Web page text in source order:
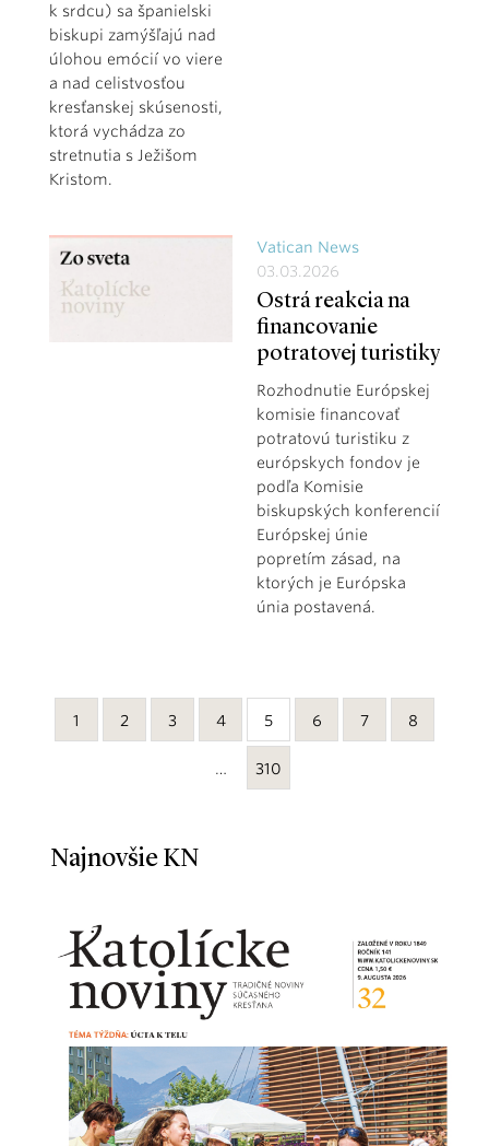
k srdcu) sa španielski
biskupi zamýšľajú nad
úlohou emócií vo viere
a nad celistvosťou
kresťanskej skúsenosti,
ktorá vychádza zo
stretnutia s Ježišom
Kristom.
Vatican News
03.03.2026
Ostrá reakcia na
financovanie
potratovej turistiky
Rozhodnutie Európskej
komisie financovať
potratovú turistiku z
európskych fondov je
podľa Komisie
biskupských konferencií
Európskej únie
popretím zásad, na
ktorých je Európska
únia postavená.
1 2 3 4 5 6 7 8
… 310
Najnovšie KN